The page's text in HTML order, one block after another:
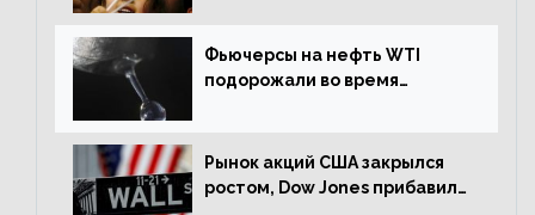
Фьючерсы на нефть WTI
подорожали во время
Рынок акций США закрылся
ростом, Dow Jones прибавил